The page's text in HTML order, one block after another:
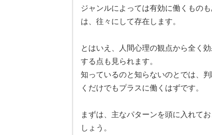
ジャンルによっては有効に働くもの
は、往々にして存在します。
とはいえ、人間心理の観点から全く
する点も見られます。
知っているのと知らないのとでは、
くだけでもプラスに働くはずです。
まずは、主なパターンを頭に入れて
しょう。